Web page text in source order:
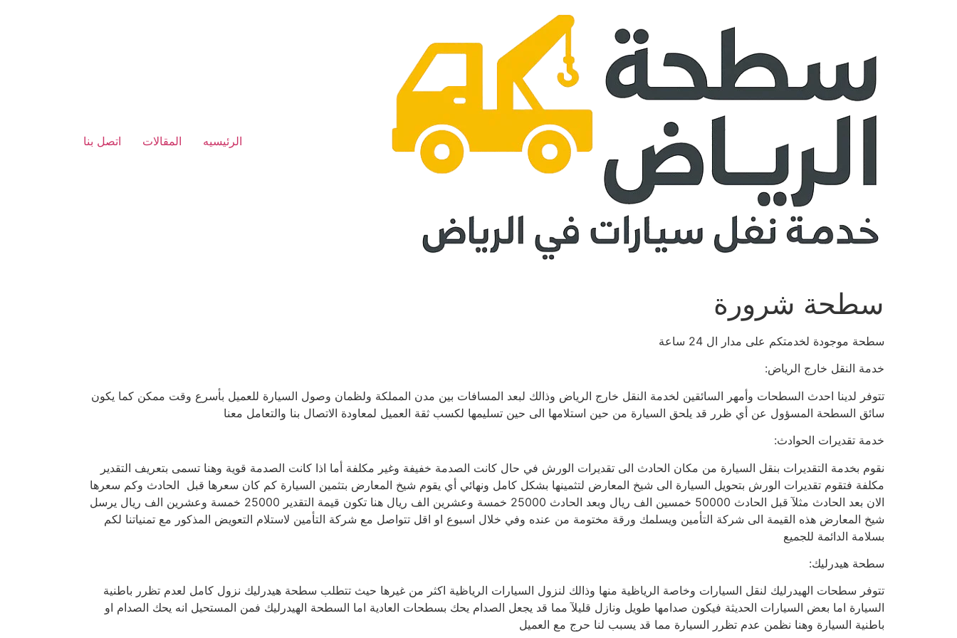
الرئيسيه المقالات اتصل بنا
سطحة شرورة
سطحة موجودة لخدمتكم على مدار ال 24 ساعة
خدمة النقل خارج الرياض:
تتوفر لدينا احدث السطحات وأمهر السائقين لخدمة النقل خارج الرياض وذالك لبعد المسافات بين مدن المملكة ولظمان وصول السيارة للعميل بأسرع وقت ممكن كما يكون
سائق السطحة المسؤول عن أي ظرر قد يلحق السيارة من حين استلامها الى حين تسليمها لكسب ثقة العميل لمعاودة الاتصال بنا والتعامل معنا
خدمة تقديرات الحوادث:
نقوم بخدمة التقديرات بنقل السيارة من مكان الحادث الى تقديرات الورش في حال كانت الصدمة خفيفة وغير مكلفة أما اذا كانت الصدمة قوية وهنا تسمى بتعريف التقدير
مكلفة فتقوم تقديرات الورش بتحويل السيارة الى شيخ المعارض لتثمينها بشكل كامل ونهائي أي يقوم شيخ المعارض بتثمين السيارة كم كان سعرها قبل الحادث وكم سعرها
الان بعد الحادث مثلآ قبل الحادث 50000 خمسين الف ريال وبعد الحادث 25000 خمسة وعشرين الف ريال هنا تكون قيمة التقدير 25000 خمسة وعشرين الف ريال يرسل
شيخ المعارض هذه القيمة الى شركة التأمين ويسلمك ورقة مختومة من عنده وفي خلال اسبوع او اقل تتواصل مع شركة التأمين لاستلام التعويض المذكور مع تمنياتنا لكم
بسلامة الدائمة للجميع
سطحة هيدرليك:
تتوفر سطحات الهيدرليك لنقل السيارات وخاصة الرياظية منها وذالك لنزول السيارات الرياظية اكثر من غيرها حيث تتطلب سطحة هيدرليك نزول كامل لعدم تظرر باطنية
السيارة اما بعض السيارات الحديثة فيكون صدامها طويل ونازل قليلآ مما قد يجعل الصدام يحك بسطحات العادية اما السطحة الهيدرليك فمن المستحيل انه يحك الصدام او
باطنية السيارة وهنا نظمن عدم تظرر السيارة مما قد يسبب لنا حرج مع العميل